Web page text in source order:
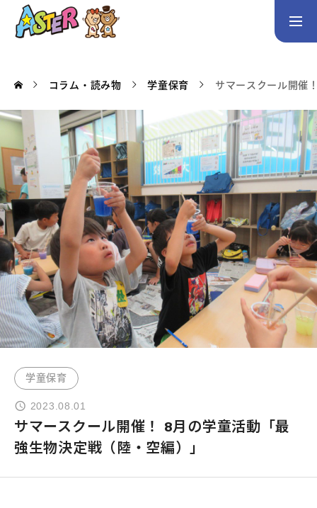
トップページ
コース案内
英会話／プログラミング／3Dデザイン／学童保育
英会話（未就学児） 英会話（小学生） 英会話（中学生）
生徒・保護者の声
スタッフ紹介
アクセス
お問い合わせ
団体向け出張英会話
コラム・読み物 学童保育 サマースクール開催
学童保育
2023.08.01
サマースクール開催！ 8月の学童活動「最
強生物決定戦（陸・空編）」